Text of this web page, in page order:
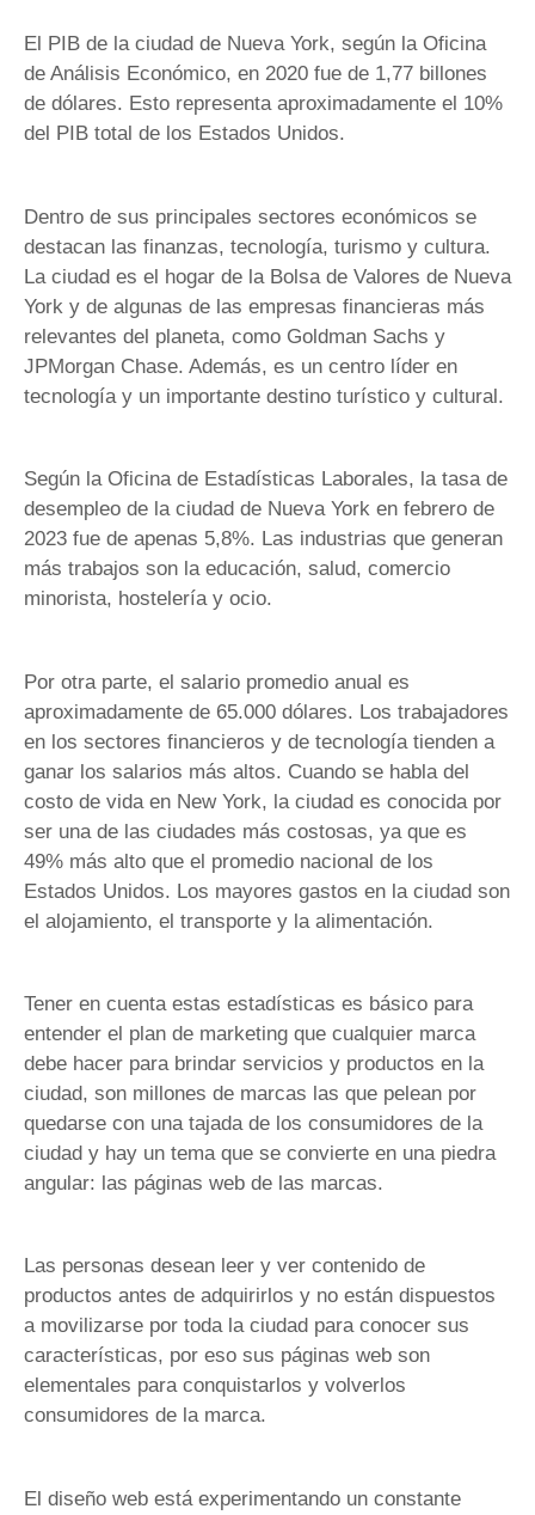
El PIB de la ciudad de Nueva York, según la Oficina
de Análisis Económico, en 2020 fue de 1,77 billones
de dólares. Esto representa aproximadamente el 10%
del PIB total de los Estados Unidos.
Dentro de sus principales sectores económicos se
destacan las finanzas, tecnología, turismo y cultura.
La ciudad es el hogar de la Bolsa de Valores de Nueva
York y de algunas de las empresas financieras más
relevantes del planeta, como Goldman Sachs y
JPMorgan Chase. Además, es un centro líder en
tecnología y un importante destino turístico y cultural.
Según la Oficina de Estadísticas Laborales, la tasa de
desempleo de la ciudad de Nueva York en febrero de
2023 fue de apenas 5,8%. Las industrias que generan
más trabajos son la educación, salud, comercio
minorista, hostelería y ocio.
Por otra parte, el salario promedio anual es
aproximadamente de 65.000 dólares. Los trabajadores
en los sectores financieros y de tecnología tienden a
ganar los salarios más altos. Cuando se habla del
costo de vida en New York, la ciudad es conocida por
ser una de las ciudades más costosas, ya que es
49% más alto que el promedio nacional de los
Estados Unidos. Los mayores gastos en la ciudad son
el alojamiento, el transporte y la alimentación.
Tener en cuenta estas estadísticas es básico para
entender el plan de marketing que cualquier marca
debe hacer para brindar servicios y productos en la
ciudad, son millones de marcas las que pelean por
quedarse con una tajada de los consumidores de la
ciudad y hay un tema que se convierte en una piedra
angular: las páginas web de las marcas.
Las personas desean leer y ver contenido de
productos antes de adquirirlos y no están dispuestos
a movilizarse por toda la ciudad para conocer sus
características, por eso sus páginas web son
elementales para conquistarlos y volverlos
consumidores de la marca.
El diseño web está experimentando un constante